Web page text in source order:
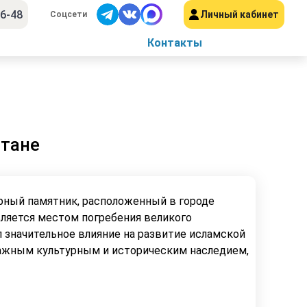
48 Соцсети Личный кабинет
Контакты
памятник, расположенный в городе
местом погребения великого
влияние на развитие исламской
культурным и историческим наследием,